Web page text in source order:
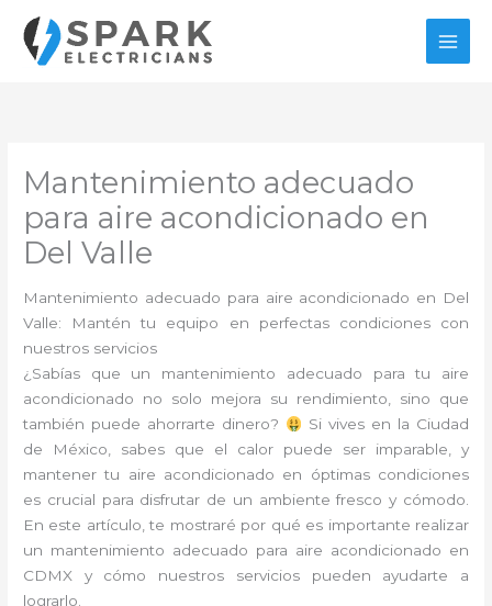
contenido
Mantenimiento adecuado
para aire acondicionado en
Del Valle
Mantenimiento adecuado para aire acondicionado en Del
Valle: Mantén tu equipo en perfectas condiciones con
nuestros servicios
¿Sabías que un mantenimiento adecuado para tu aire
acondicionado no solo mejora su rendimiento, sino que
también puede ahorrarte dinero?
Si vives en la Ciudad
de México, sabes que el calor puede ser imparable, y
mantener tu aire acondicionado en óptimas condiciones
es crucial para disfrutar de un ambiente fresco y cómodo.
En este artículo, te mostraré por qué es importante realizar
un mantenimiento adecuado para aire acondicionado en
CDMX y cómo nuestros servicios pueden ayudarte a
lograrlo.